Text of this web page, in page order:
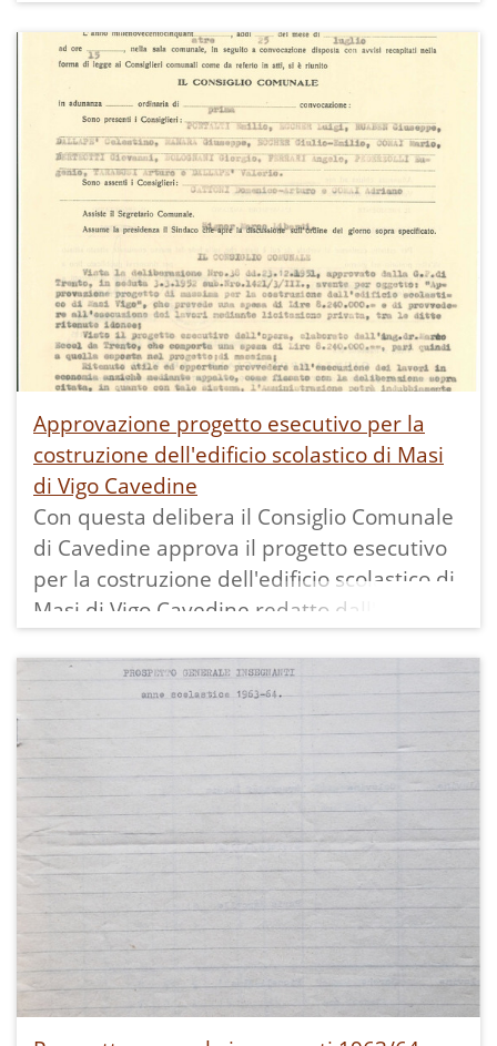
sono stati ritagliati ed inseriti
separatamente nel pdf.
Approvazione progetto esecutivo per la
costruzione dell'edificio scolastico di Masi
di Vigo Cavedine
Con questa delibera il Consiglio Comunale
di Cavedine approva il progetto esecutivo
per la costruzione dell'edificio scolastico di
Masi di Vigo Cavedine redatto dall'ing. dott.
spesa di 8,240.000 lire tramite lavori in
economia.
Il relativo progetto di massima era stato
approvato dalla giunta provinciale il
3.3.1952, che approva anche quest'ultimo
il 10. 9.1953.